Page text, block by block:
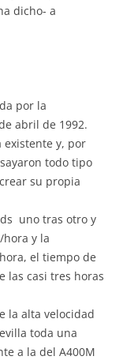
dicho- a
por la
abril de 1992.
existente y, por
todo tipo
su propia
uno tras otro y
y la
el tiempo de
las casi tres horas
la alta velocidad
toda una
a la del A400M